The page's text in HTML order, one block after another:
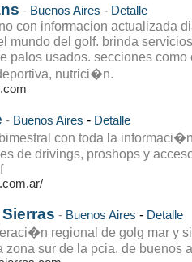
- Buenos Aires - Detalle
con informacion actualizada
mundo del golf. brinda
palos usados. secciones como
nutrici�n.
- Buenos Aires - Detalle
con toda la
de drivings, proshops y
- Buenos Aires - Detalle
regional de golg mar y
zona sur de la pcia. de buenos